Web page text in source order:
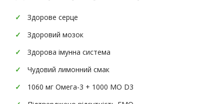
Здорове серце
Здоровий мозок
Здорова імунна система
Чудовий лимонний смак
1060 мг Омега-3 + 1000 МО D3